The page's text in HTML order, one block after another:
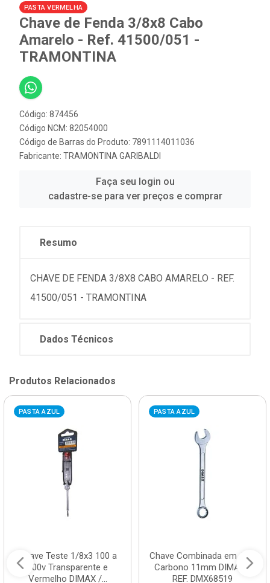
PASTA VERMELHA
Chave de Fenda 3/8x8 Cabo
Amarelo - Ref. 41500/051 -
TRAMONTINA
Código: 874456
Código NCM: 82054000
Código de Barras do Produto: 7891114011036
Fabricante: TRAMONTINA GARIBALDI
Faça seu login ou
cadastre-se para ver preços e comprar
Resumo
CHAVE DE FENDA 3/8X8 CABO AMARELO - REF.
41500/051 - TRAMONTINA
Dados Técnicos
Produtos Relacionados
PASTA AZUL
Chave Teste 1/8x3 100 a
500v Transparente e
Vermelho DIMAX /...
PASTA AZUL
Chave Combinada em Aço
Carbono 11mm DIMAX /
REF. DMX68519